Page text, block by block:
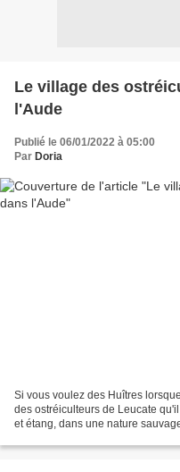
Le village des
l'Aude
Publié le 06/01/2022 à 05:00
Par Doria
Si vous voulez des Huîtres
des ostréiculteurs de Leucate
et étang, dans une nature